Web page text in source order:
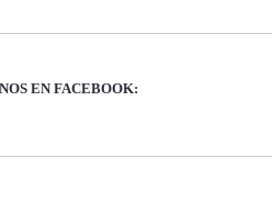
EN FACEBOOK: